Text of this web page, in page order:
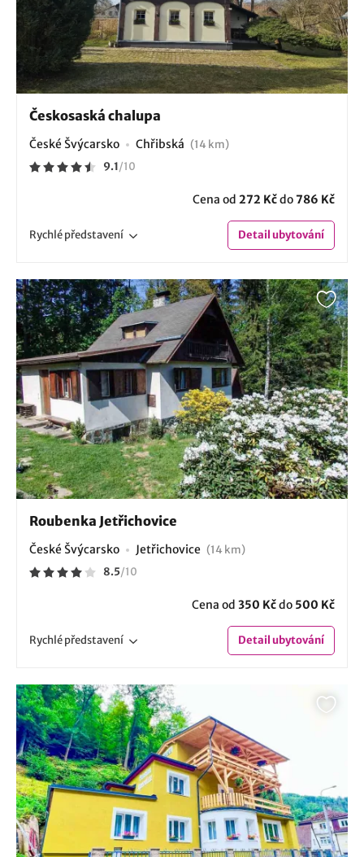
Českosaská chalupa
České Švýcarsko Chřibská (14 km)
9.1/10
Cena od 272 Kčdo786 Kč
Rychlépředstavení Detailubytování
Roubenka Jetřichovice
České Švýcarsko Jetřichovice (14 km)
8.5/10
Cena od 350 Kčdo 500 Kč
Rychlépředstavení Detailubytování